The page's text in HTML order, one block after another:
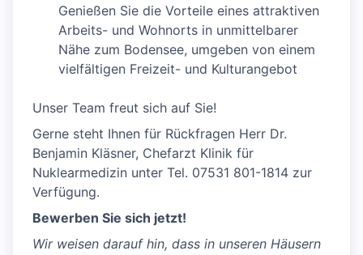
Genießen Sie die Vorteile eines attraktiven
Arbeits- und Wohnorts in unmittelbarer
Nähe zum Bodensee, umgeben von einem
vielfältigen Freizeit- und Kulturangebot
Unser Team freut sich auf Sie!
Gerne steht Ihnen für Rückfragen Herr Dr.
Benjamin Kläsner, Chefarzt Klinik für
Nuklearmedizin unter Tel. 07531 801-1814 zur
Verfügung.
Bewerben Sie sich jetzt!
Wir weisen darauf hin, dass in unseren Häusern